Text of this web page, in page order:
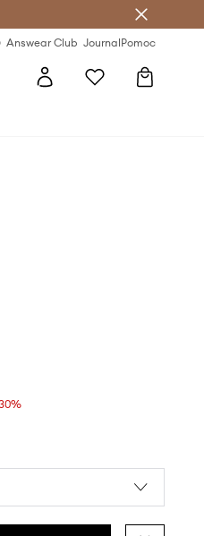
Answear Club JournalPomoc